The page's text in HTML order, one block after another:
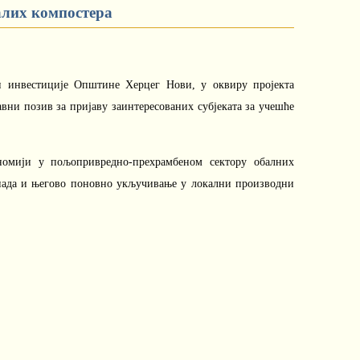
компостера
инвестиције Општине Херцег Нови, у оквиру пројекта
позив за пријаву заинтересованих субјеката за учешће
у пољопривредно-прехрамбеном сектору обалних
и његово поновно укључивање у локални производни